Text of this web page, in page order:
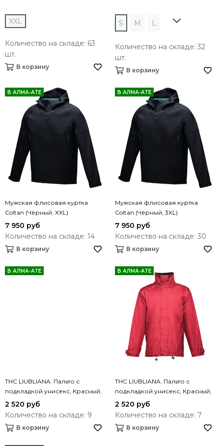
XXL
Количество на складе: 63
шт.
В корзину
S M L
Количество на складе: 32
шт.
В корзину
В АЛМА-АТЕ
Мужская флисовая куртка
Coltan (Чёрный, XXL)
7 950 руб
Количество на складе: 14
В корзину
В АЛМА-АТЕ
Мужская флисовая куртка
Coltan (Чёрный, 3XL)
7 950 руб
Количество на складе: 30
В корзину
В АЛМА-АТЕ
THC LIUBLIANA. Пальто с
подкладкой унисекс, Красный,
XL
2 520 руб
Количество на складе: 9
В корзину
В АЛМА-АТЕ
THC LIUBLIANA. Пальто с
подкладкой унисекс, Красный,
XXL
2 520 руб
Количество на складе: 7
В корзину